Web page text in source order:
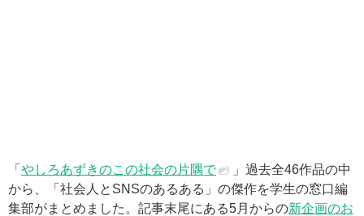
「 やしろあずきのこの社会の片隅で
」過去全46作品の中
から、「社会人とSNSのあるある」の傑作を学生の窓口編
集部がまとめました。記事末尾にある5月からの新企画のお